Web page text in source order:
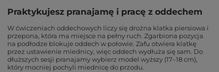
Praktykujesz pranajamę i pracę z oddechem
W ćwiczeniach oddechowych liczy się drożna klatka piersiowa i
przepona, która ma miejsce na pełny ruch. Zgarbiona pozycja
na podłodze blokuje oddech w połowie. Zafu otwiera klatkę
przez ustawienie miednicy, więc oddech wydłuża się sam. Do
dłuższych sesji pranajamy wybierz model wyższy (17–18 cm),
który mocniej pochyli miednicę do przodu.